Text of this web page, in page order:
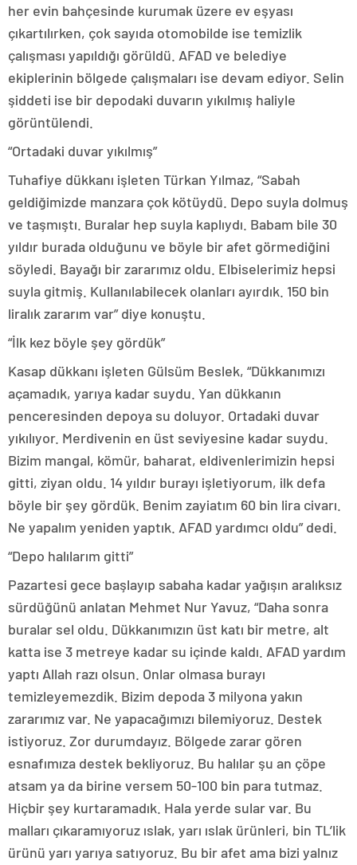
her evin bahçesinde kurumak üzere ev eşyası
çıkartılırken, çok sayıda otomobilde ise temizlik
çalışması yapıldığı görüldü. AFAD ve belediye
ekiplerinin bölgede çalışmaları ise devam ediyor. Selin
şiddeti ise bir depodaki duvarın yıkılmış haliyle
görüntülendi.
“Ortadaki duvar yıkılmış”
Tuhafiye dükkanı işleten Türkan Yılmaz, “Sabah
geldiğimizde manzara çok kötüydü. Depo suyla dolmuş
ve taşmıştı. Buralar hep suyla kaplıydı. Babam bile 30
yıldır burada olduğunu ve böyle bir afet görmediğini
söyledi. Bayağı bir zararımız oldu. Elbiselerimiz hepsi
suyla gitmiş. Kullanılabilecek olanları ayırdık. 150 bin
liralık zararım var” diye konuştu.
“İlk kez böyle şey gördük”
Kasap dükkanı işleten Gülsüm Beslek, “Dükkanımızı
açamadık, yarıya kadar suydu. Yan dükkanın
penceresinden depoya su doluyor. Ortadaki duvar
yıkılıyor. Merdivenin en üst seviyesine kadar suydu.
Bizim mangal, kömür, baharat, eldivenlerimizin hepsi
gitti, ziyan oldu. 14 yıldır burayı işletiyorum, ilk defa
böyle bir şey gördük. Benim zayiatım 60 bin lira civarı.
Ne yapalım yeniden yaptık. AFAD yardımcı oldu” dedi.
“Depo halılarım gitti”
Pazartesi gece başlayıp sabaha kadar yağışın aralıksız
sürdüğünü anlatan Mehmet Nur Yavuz, “Daha sonra
buralar sel oldu. Dükkanımızın üst katı bir metre, alt
katta ise 3 metreye kadar su içinde kaldı. AFAD yardım
yaptı Allah razı olsun. Onlar olmasa burayı
temizleyemezdik. Bizim depoda 3 milyona yakın
zararımız var. Ne yapacağımızı bilemiyoruz. Destek
istiyoruz. Zor durumdayız. Bölgede zarar gören
esnafımıza destek bekliyoruz. Bu halılar şu an çöpe
atsam ya da birine versem 50-100 bin para tutmaz.
Hiçbir şey kurtaramadık. Hala yerde sular var. Bu
malları çıkaramıyoruz ıslak, yarı ıslak ürünleri, bin TL’lik
ürünü yarı yarıya satıyoruz. Bu bir afet ama bizi yalnız